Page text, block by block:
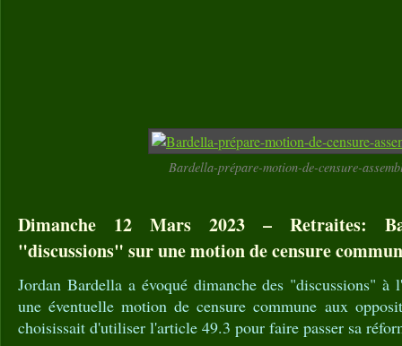
Bardella-prépare-motion-de-censure-
Dimanche 12 Mars 2023 – Retraites:
"discussions" sur une motion de censure
Jordan Bardella a évoqué dimanche des "discussions" à
une éventuelle motion de censure commune aux
choisissait d'utiliser l'article 49.3 pour faire passer sa